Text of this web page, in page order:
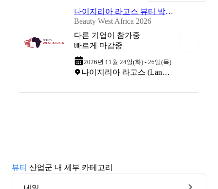
나이지리아 라고스 뷰티 박람회 2026
Beauty West Africa 2026
다른 기업이 참가중
빠르게 마감중
2026년 11월 24일(화) - 26일(목)
나이지리아 라고스 (Landmark Centre)
뷰티 산업군 내 세부 카테고리